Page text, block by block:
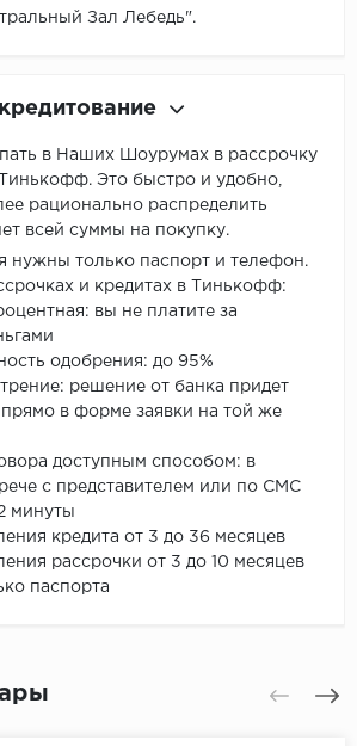
Зал Лебедь".
в Наших Шоурумах в рассрочку
Это быстро и удобно,
рационально распределить
всей суммы на покупку.
нужны только паспорт и телефон.
и кредитах в Тинькофф:
вы не платите за
одобрения: до 95%
решение от банка придет
в форме заявки на той же
доступным способом: в
с представителем или по СМС
минуты
кредита от 3 до 36 месяцев
рассрочки от 3 до 10 месяцев
паспорта